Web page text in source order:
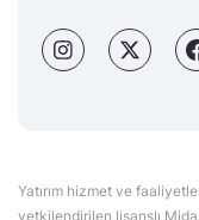
Yatırım hizmet ve
yetkilendirilen lisanslı